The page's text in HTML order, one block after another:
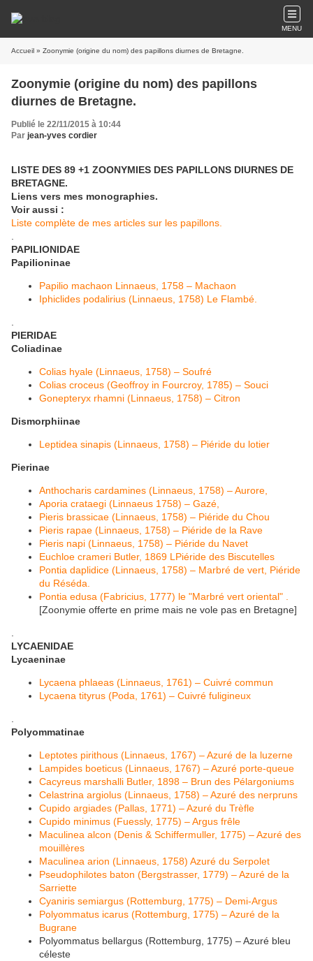
MENU
Accueil » Zoonymie (origine du nom) des papillons diurnes de Bretagne.
Zoonymie (origine du nom) des papillons
diurnes de Bretagne.
Publié le 22/11/2015 à 10:44
Par jean-yves cordier
LISTE DES 89 +1 ZOONYMIES DES PAPILLONS DIURNES DE
BRETAGNE.
Liens vers mes monographies.
Voir aussi :
Liste complète de mes articles sur les papillons.
PAPILIONIDAE
Papilioninae
Papilio machaon Linnaeus, 1758 – Machaon
Iphiclides podalirius (Linnaeus, 1758) Le Flambé.
PIERIDAE
Coliadinae
Colias hyale (Linnaeus, 1758) – Soufré
Colias croceus (Geoffroy in Fourcroy, 1785) – Souci
Gonepteryx rhamni (Linnaeus, 1758) – Citron
Dismorphiinae
Leptidea sinapis (Linnaeus, 1758) – Piéride du lotier
Pierinae
Anthocharis cardamines (Linnaeus, 1758) – Aurore,
Aporia crataegi (Linnaeus 1758) – Gazé,
Pieris brassicae (Linnaeus, 1758) – Piéride du Chou
Pieris rapae (Linnaeus, 1758) – Piéride de la Rave
Pieris napi (Linnaeus, 1758) – Piéride du Navet
Euchloe crameri Butler, 1869 LPiéride des Biscutelles
Pontia daplidice (Linnaeus, 1758) – Marbré de vert, Piéride
du Réséda.
Pontia edusa (Fabricius, 1777) le "Marbré vert oriental" .
[Zoonymie offerte en prime mais ne vole pas en Bretagne]
LYCAENIDAE
Lycaeninae
Lycaena phlaeas (Linnaeus, 1761) – Cuivré commun
Lycaena tityrus (Poda, 1761) – Cuivré fuligineux
Polyommatinae
Leptotes pirithous (Linnaeus, 1767) – Azuré de la luzerne
Lampides boeticus (Linnaeus, 1767) – Azuré porte-queue
Cacyreus marshalli Butler, 1898 – Brun des Pélargoniums
Celastrina argiolus (Linnaeus, 1758) – Azuré des nerpruns
Cupido argiades (Pallas, 1771) – Azuré du Trèfle
Cupido minimus (Fuessly, 1775) – Argus frêle
Maculinea alcon (Denis & Schiffermuller, 1775) – Azuré des
mouillères
Maculinea arion (Linnaeus, 1758) Azuré du Serpolet
Pseudophilotes baton (Bergstrasser, 1779) – Azuré de la
Sarriette
Cyaniris semiargus (Rottemburg, 1775) – Demi-Argus
Polyommatus icarus (Rottemburg, 1775) – Azuré de la
Bugrane
Polyommatus bellargus (Rottemburg, 1775) – Azuré bleu
céleste